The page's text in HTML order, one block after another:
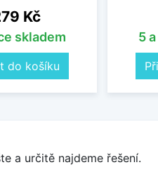
Kč
skladem
do košíku
5
a určitě najdeme řešení.